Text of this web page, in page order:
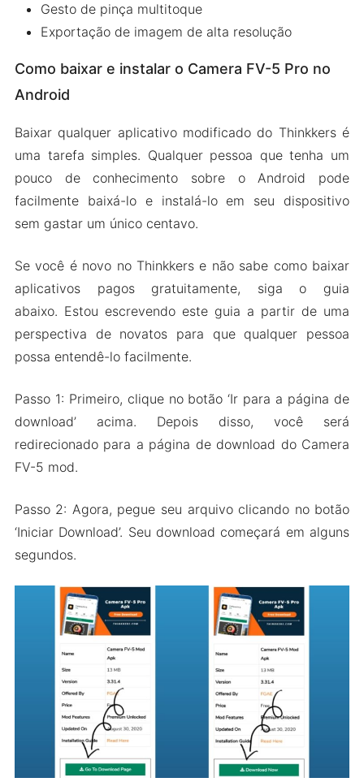
Gesto de pinça multitoque
Exportação de imagem de alta resolução
Como baixar e instalar o Camera FV-5 Pro no
Android
Baixar qualquer aplicativo modificado do Thinkkers é
uma tarefa simples. Qualquer pessoa que tenha um
pouco de conhecimento sobre o Android pode
facilmente baixá-lo e instalá-lo em seu dispositivo
sem gastar um único centavo.
Se você é novo no Thinkkers e não sabe como baixar
aplicativos pagos gratuitamente, siga o guia
abaixo. Estou escrevendo este guia a partir de uma
perspectiva de novatos para que qualquer pessoa
possa entendê-lo facilmente.
Passo 1: Primeiro, clique no botão ‘Ir para a página de
download’ acima. Depois disso, você será
redirecionado para a página de download do Camera
FV-5 mod.
Passo 2: Agora, pegue seu arquivo clicando no botão
‘Iniciar Download’. Seu download começará em alguns
segundos.